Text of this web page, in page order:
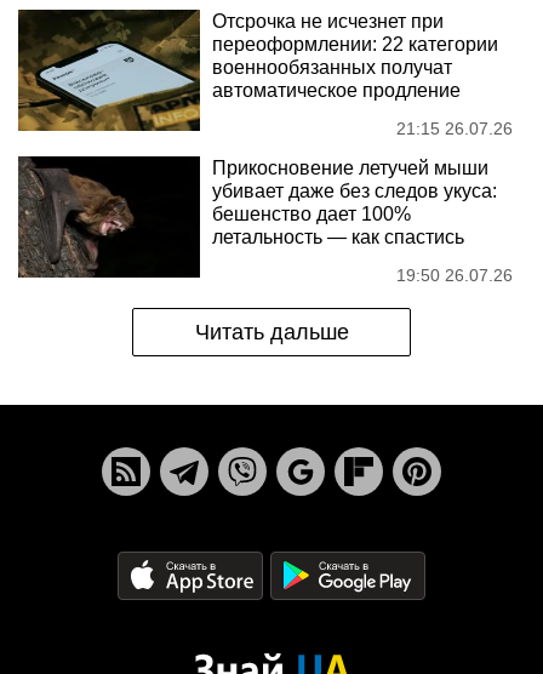
Отсрочка не исчезнет при
переоформлении: 22 категории
военнообязанных получат
автоматическое продление
21:15 26.07.26
Прикосновение летучей мыши
убивает даже без следов укуса:
бешенство дает 100%
летальность — как спастись
19:50 26.07.26
Читать дальше